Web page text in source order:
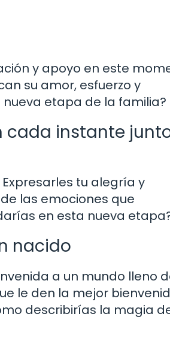
y apoyo en este
su amor, esfuerzo y
etapa de la familia?
cada instante
tu alegría y
las emociones que
en esta nueva
nacido
a un mundo lleno
le den la mejor
describirías la magia